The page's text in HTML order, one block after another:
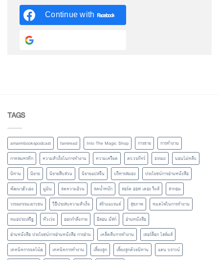
Continue with Facebook
TAGS
amarinbookspodcast famiread Into The Magic Shop การขาย
การทำงาน
กาหลมหรทึก
ความสำเร็จในการทำงาน ความเครียด ดร.วรภัทร์ ธรรมะ
นอนไม่หลับ
นิทาน
นิยาย นิยายสืบสวน นิยายแปลจีน บริหารสมอง
ประโยชน์การอ่านหนังสือ
พัฒนาตัวเอง
มูมิน ลดความอ้วน ลดน้ำหนัก ลอร์ด ออฟ เดอะ ริงส์
ลากอม
วรรณกรรมเยาวชน
วิธีประสบความสำเร็จ สร้างแบรนด์ สุขภาพ
หมดไฟในการทำงาน
หมอประเสริฐ
หัวเว่ย ออกกำลังกาย อีลอน มัสก์
อ่านหนังสือ
อ่านหนังสือ ประโยชน์การอ่านหนังสือ การอ่าน
เคล็ดลับการทำงาน
เชอร์ล็อก โฮล์มส์
เทคนิคการจดโน้ต
เทคนิคการทำงาน เลี้ยงลูก เลี้ยงลูกด้วยนิทาน
แดน บราวน์